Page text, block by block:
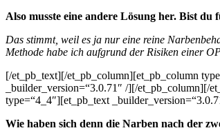
Also musste eine andere Lösung her. Bist
Das stimmt, weil es ja nur eine reine
Methode habe ich aufgrund der Risiken einer
[/et_pb_text][/et_pb_column][et_pb_column
_builder_version=“3.0.71″ /][/et_pb_column][/
type=“4_4″][et_pb_text
Wie haben sich denn die Narben nach der